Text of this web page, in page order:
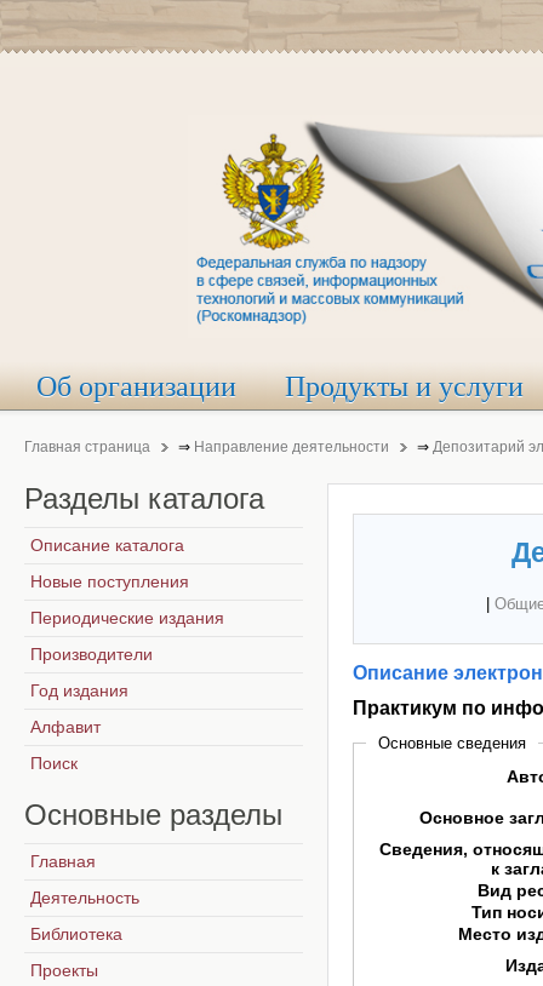
Об организации Продукты и услуги
Главная страница ⇒ Направление деятельности ⇒ Депозитарий
Описание
Практикум по
Основные сведения
Основное
Сведения,
к
Вид
Тип
Место
Разделы каталога
Описание каталога
Новые поступления
Периодические издания
Производители
Год издания
Алфавит
Поиск
Основные разделы
Главная
Деятельность
Библиотека
Проекты